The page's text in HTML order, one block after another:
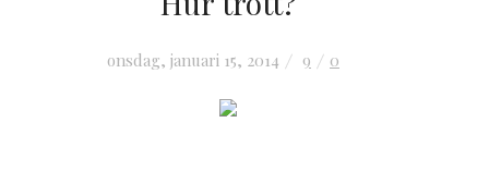
onsdag, januari 15, 2014 9 0